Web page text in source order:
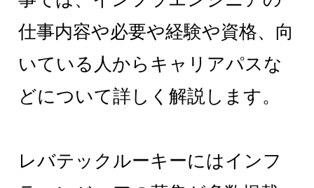
仕事内容や必要や経験や資格、向
いている人からキャリアパスな
どについて詳しく解説します。
レバテックルーキーにはインフ